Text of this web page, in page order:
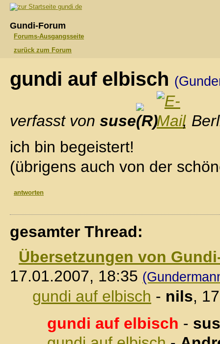
gundi.de
Gundi-Forum
Forums-Ausgangsseite
zurück zum Forum
gundi auf elbisch
verfasst von suse
,
ich bin begeistert!
(übrigens auch von der
antworten
gesamter Thread:
Übersetzungen von
17.01.2007, 18:35
gundi auf elbisch - nils,
gundi auf elbisch -